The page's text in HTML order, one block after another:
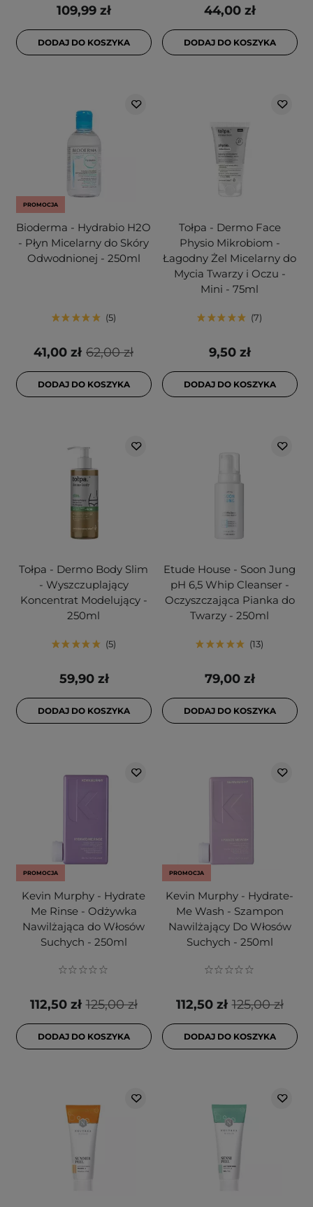
109,99 zł
DODAJ DO KOSZYKA
44,00 zł
DODAJ DO KOSZYKA
PROMOCJA
Bioderma - Hydrabio H2O
- Płyn Micelarny do Skóry
Odwodnionej - 250ml
5
62,00 zł
41,00 zł
DODAJ DO KOSZYKA
Tołpa - Dermo Face
Physio Mikrobiom -
Łagodny Żel Micelarny do
Mycia Twarzy i Oczu -
Mini - 75ml
7
9,50 zł
DODAJ DO KOSZYKA
Tołpa - Dermo Body Slim
- Wyszczuplający
Koncentrat Modelujący -
250ml
5
59,90 zł
DODAJ DO KOSZYKA
Etude House - Soon Jung
pH 6,5 Whip Cleanser -
Oczyszczająca Pianka do
Twarzy - 250ml
13
79,00 zł
DODAJ DO KOSZYKA
PROMOCJA
Kevin Murphy - Hydrate
Me Rinse - Odżywka
Nawilżająca do Włosów
Suchych - 250ml
125,00 zł
112,50 zł
DODAJ DO KOSZYKA
PROMOCJA
Kevin Murphy - Hydrate-
Me Wash - Szampon
Nawilżający Do Włosów
Suchych - 250ml
125,00 zł
112,50 zł
DODAJ DO KOSZYKA